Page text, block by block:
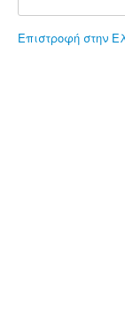
Επιστροφή στην